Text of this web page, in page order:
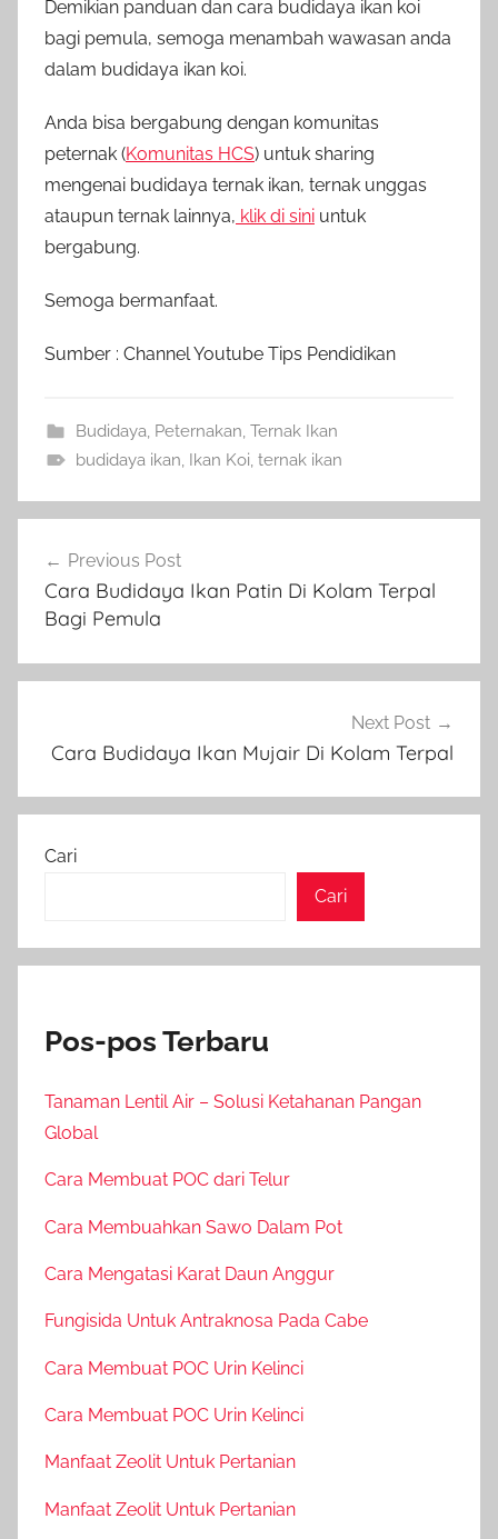
Demikian panduan dan cara budidaya ikan koi
bagi pemula, semoga menambah wawasan anda
dalam budidaya ikan koi.
Anda bisa bergabung dengan komunitas
peternak (Komunitas HCS) untuk sharing
mengenai budidaya ternak ikan, ternak unggas
ataupun ternak lainnya, klik di sini untuk
bergabung.
Semoga bermanfaat.
Sumber : Channel Youtube Tips Pendidikan
Budidaya, Peternakan, Ternak Ikan
budidaya ikan, Ikan Koi, ternak ikan
pos
Previous Post
Cara Budidaya Ikan Patin Di Kolam Terpal
Bagi Pemula
Next Post
Cara Budidaya Ikan Mujair Di Kolam Terpal
Cari
Cari
Pos-pos Terbaru
Tanaman Lentil Air – Solusi Ketahanan Pangan
Global
Cara Membuat POC dari Telur
Cara Membuahkan Sawo Dalam Pot
Cara Mengatasi Karat Daun Anggur
Fungisida Untuk Antraknosa Pada Cabe
Cara Membuat POC Urin Kelinci
Cara Membuat POC Urin Kelinci
Manfaat Zeolit Untuk Pertanian
Manfaat Zeolit Untuk Pertanian